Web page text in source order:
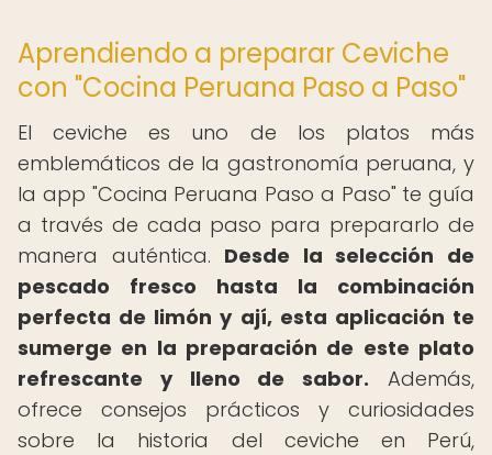
Aprendiendo a preparar Ceviche
con "Cocina Peruana Paso a Paso"
El ceviche es uno de los platos más
emblemáticos de la gastronomía peruana, y
la app "Cocina Peruana Paso a Paso" te guía
a través de cada paso para prepararlo de
manera auténtica. Desde la selección de
pescado fresco hasta la combinación
perfecta de limón y ají, esta aplicación te
sumerge en la preparación de este plato
refrescante y lleno de sabor. Además,
ofrece consejos prácticos y curiosidades
sobre la historia del ceviche en Perú,